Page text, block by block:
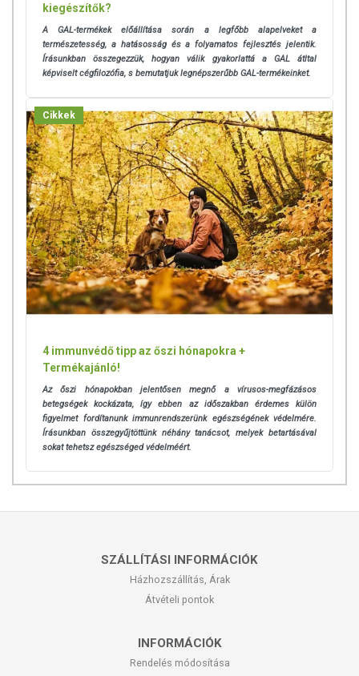
kiegészítők?
A GAL-termékek előállítása során a legfőbb alapelveket a
természetesség, a hatásosság és a folyamatos fejlesztés jelentik.
Írásunkban összegezzük, hogyan válik gyakorlattá a GAL átltal
képviselt cégfilozófia, s bemutatjuk legnépszerűbb GAL-termékeinket.
Cikkek
4 immunvédő tipp az őszi hónapokra +
Termékajánló!
Az őszi hónapokban jelentősen megnő a vírusos-megfázásos
betegségek kockázata, így ebben az időszakban érdemes külön
figyelmet fordítanunk immunrendszerünk egészségének védelmére.
Írásunkban összegyűjtöttünk néhány tanácsot, melyek betartásával
sokat tehetsz egészséged védelméért.
SZÁLLÍTÁSI INFORMÁCIÓK
Házhozszállítás, Árak
Átvételi pontok
INFORMÁCIÓK
Rendelés módosítása